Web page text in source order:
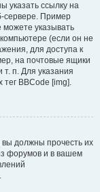
указать ссылку на
сервере. Пример
можете указывать
(если он не
для доступа к
на почтовые ящики
п. Для указания
BBCode [img].
должны прочесть их
форумов и в вашем